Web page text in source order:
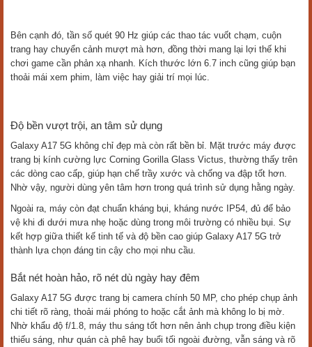
Bên cạnh đó, tần số quét 90 Hz giúp các thao tác vuốt chạm, cuộn
trang hay chuyển cảnh mượt mà hơn, đồng thời mang lại lợi thế khi
chơi game cần phản xạ nhanh. Kích thước lớn 6.7 inch cũng giúp bạn
thoải mái xem phim, làm việc hay giải trí mọi lúc.
Độ bền vượt trội, an tâm sử dụng
Galaxy A17 5G không chỉ đẹp mà còn rất bền bỉ. Mặt trước máy được
trang bị kính cường lực Corning Gorilla Glass Victus, thường thấy trên
các dòng cao cấp, giúp hạn chế trầy xước và chống va đập tốt hơn.
Nhờ vậy, người dùng yên tâm hơn trong quá trình sử dụng hằng ngày.